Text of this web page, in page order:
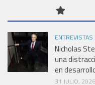
Nicholas
una
en
31 JULIO, 2026